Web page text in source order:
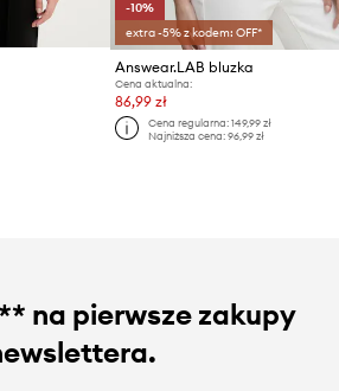
-10%
extra -5% z kodem: OFF*
Answear.LAB bluzka
Cena aktualna:
86,99 zł
Cena regularna: 149,99 zł
Najniższa cena: 96,99 zł
na pierwsze zakupy